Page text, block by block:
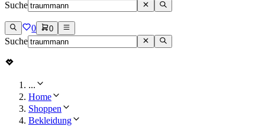
Suche
0 0
Suche
...
Home
Shoppen
Bekleidung